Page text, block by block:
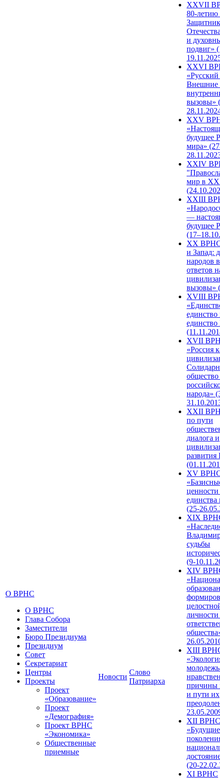
О ВРНС
О ВРНС
Глава Собора
Заместители
Бюро Президиума
Президиум
Совет
Секретариат
Центры
Проекты
Проект
«Образование»
Проект
«Демография»
Проект ВРНС
«Экономика»
Общественные
приемные
Новости
Слово
Патриарха
ХХVII
80-
и
подвиг»
XXVI
Внешние
вызовы»
XXV
будущее
мира»
XXIV
мир в
XXIII
—
будущее
XX ВРНС
и Запад:
народов
ответов
вызовы»
XVIII
единство
единство
XVII
«Россия
народа»
XXII
по пути
диалога и
развития
XV
единства
(25-
XIX
судьбы
(9-
XIV
XIII
причины
и пути их
XII ВРНС
«Будущие
(20-
XI ВРНС